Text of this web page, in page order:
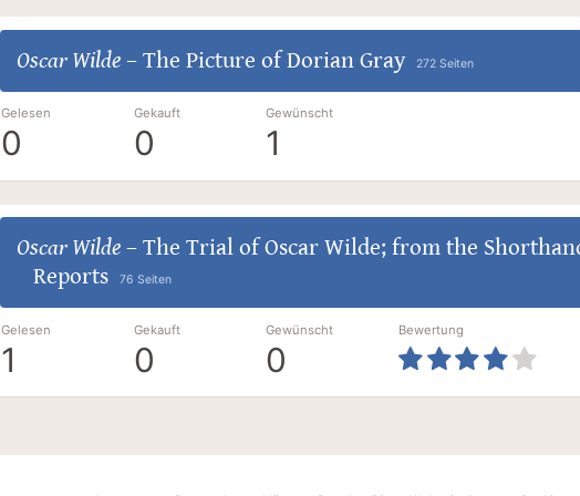
Oscar Wilde– The Picture of Dorian Gray 272 Seiten
Gelesen
0
Gekauft
0
Gewünscht
1
Oscar Wilde– The Trial of Oscar Wilde; from the
Reports
76 Seiten
Gelesen
1
Gekauft
0
Gewünscht
0
Bewertung